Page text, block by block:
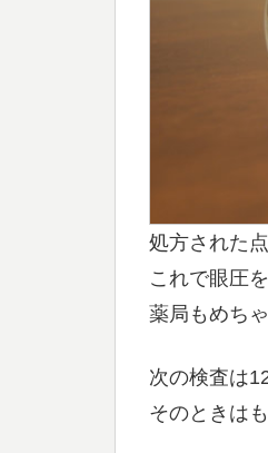
処方された
これで眼圧
薬局もめち
次の検査は12
そのときは